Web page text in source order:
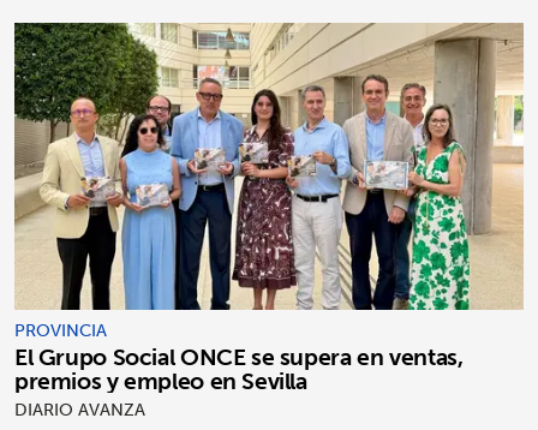
PROVINCIA
El Grupo Social ONCE se supera en ventas,
premios y empleo en Sevilla
DIARIO AVANZA